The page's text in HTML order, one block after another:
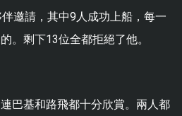
邀請，其中9人成功上船，每一
。剩下13位全都拒絕了他。
巴基和路飛都十分欣賞。兩人都